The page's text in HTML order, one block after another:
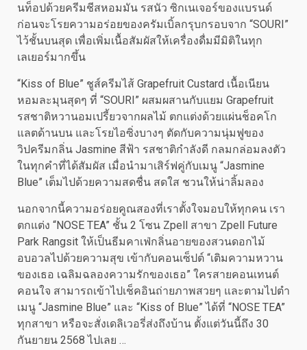
นท็อปด้วยครีมชีสหอมมัน รสนัว ซิกเนเจอร์ของแบรนด์
ก่อนจะโรยความอร่อยของครัมเบิ้ลกรุบกรอบจาก “SOURI”
ไว้ชั้นบนสุด เพื่อเพิ่มเนื้อสัมผัสให้เครื่องดื่มมีมิติในทุก
เลเยอร์มากขึ้น
“Kiss of Blue” ชูส์ครีมไส้ Grapefruit Custard เนื้อเนียน
หอมละมุนสุดๆ ที่ “SOURI” ผสมผสานกับแยม Grapefruit
รสชาติหวานอมเปรี้ยวจากผลไม้ ตกแต่งด้วยแผ่นช็อคโก
แลตด้านบน และโรยไอซิ่งบางๆ ตัดกับความนุ่มฟูของ
วิปครีมกลิ่น Jasmine สีฟ้า รสชาติกำลังดี กลมกล่อมลงตัว
ในทุกคำที่ได้สัมผัส เมื่อนำมาเสิร์ฟคู่กับเมนู “Jasmine
Blue” เต็มไปด้วยความสดชื่น สดใส ชวนให้น่าลิ้มลอง
นอกจากนี้ความอร่อยคูณสองที่เราตั้งใจมอบให้ทุกคน เรา
ตกแต่ง “NOSE TEA” ชั้น 2 โซน Zpell สาขา Zpell Future
Park Rangsit ให้เป็นธีมคาเฟ่กลิ่นอายของสวนดอกไม้
อบอวลไปด้วยความสุข เข้ากับคอนเซ็ปต์ “เติมความหวาน
ของเธอ เฉลิมฉลองความรักของเธอ” ใครสายคอนเทนต์
คอนใจ สามารถเข้าไปเช็คอินถ่ายภาพสวยๆ และตามไปตำ
เมนู “Jasmine Blue” และ “Kiss of Blue” ได้ที่ “NOSE TEA”
ทุกสาขา หรือจะสั่งเดลิเวอรี่ส่งถึงบ้าน ตั้งแต่วันนี้ถึง 30
กันยายน 2568 ไปเลย …